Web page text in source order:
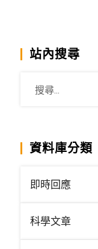
站內搜尋
資料庫分類
即時回應
科學文章